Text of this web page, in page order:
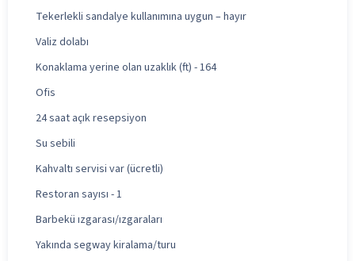
Tekerlekli sandalye kullanımına uygun – hayır
Valiz dolabı
Konaklama yerine olan uzaklık (ft) - 164
Ofis
24 saat açık resepsiyon
Su sebili
Kahvaltı servisi var (ücretli)
Restoran sayısı - 1
Barbekü ızgarası/ızgaraları
Yakında segway kiralama/turu